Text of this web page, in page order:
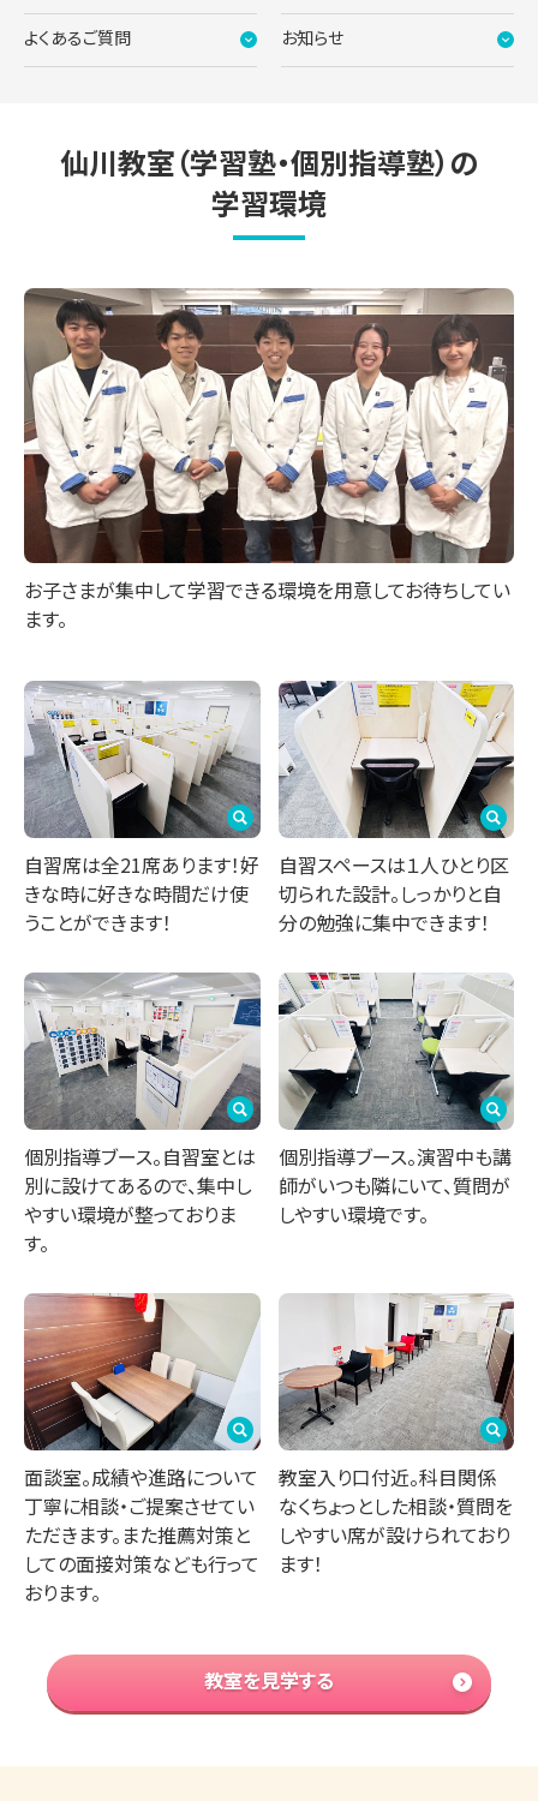
よくあるご質問 お知らせ
仙川教室（学習塾・個別指導塾）の
学習環境
お子さまが集中して学習できる環境を用意してお待ちしてい
ます。
自習席は全21席あります！好
きな時に好きな時間だけ使
うことができます！
自習スペースは１人ひとり区
切られた設計。しっかりと自
分の勉強に集中できます！
個別指導ブース。自習室とは
別に設けてあるので、集中し
やすい環境が整っておりま
す。
個別指導ブース。演習中も講
師がいつも隣にいて、質問が
しやすい環境です。
面談室。成績や進路について
丁寧に相談・ご提案させてい
ただきます。また推薦対策と
しての面接対策なども行って
おります。
教室入り口付近。科目関係
なくちょっとした相談・質問を
しやすい席が設けられており
ます！
教室を見学する